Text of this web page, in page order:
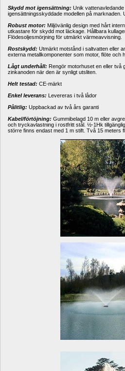
Skydd mot igensättning: Unik
igensättningsskyddade modellen på marknaden.
Robust motor: Miljövänlig design med hårt
utkastare för skydd mot läckage. Hållbara
Flödesoljesmörjning för utmärkt värmeavvisning.
Rostskydd: Utmärkt motstånd i saltvatten eller
externa metallkomponenter som motor, flöte och
Lågt underhåll: Rengör motorhuset en eller två
zinkanoden när den är synligt utsliten.
Helt testad: CE-märkt
Enkel leverans: Levereras i två lådor
Pålitlig: Uppbackad av två års garanti
Kabel/förtöjning: Gummibelagd 10 m eller
och tryckavlastning i rostfritt stål. ½-1Hk
större finns endast med 1 m stift. Två 15 meters